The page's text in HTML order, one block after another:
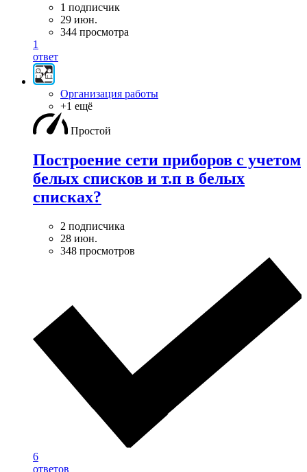
1 подписчик
29 июн.
344 просмотра
1
ответ
Организация работы
+1 ещё
Простой
Построение сети приборов с учетом
белых списков и т.п в белых
списках?
2 подписчика
28 июн.
348 просмотров
6
ответов